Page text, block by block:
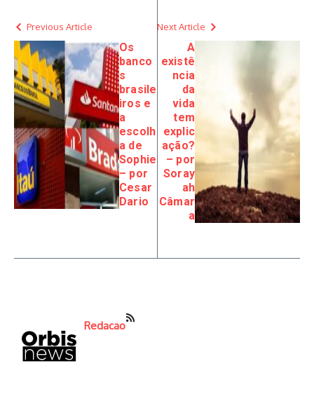
Previous Article
Os
banco
s
brasile
iros e
a
escolh
a de
Sophie
– por
Cesar
Dario
Next Article
A
existê
ncia
da
vida
tem
explic
ação?
– por
Soray
ah
Câmar
a
Redacao